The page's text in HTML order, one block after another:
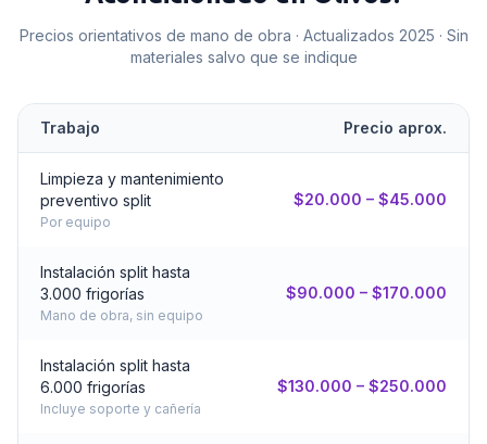
Precios orientativos de mano de obra · Actualizados 2025 · Sin
materiales salvo que se indique
Trabajo Precio aprox.
Limpieza y mantenimiento
preventivo split
Por equipo
$20.000 – $45.000
Instalación split hasta
3.000 frigorías
Mano de obra, sin equipo
$90.000 – $170.000
Instalación split hasta
6.000 frigorías
Incluye soporte y cañería
$130.000 – $250.000